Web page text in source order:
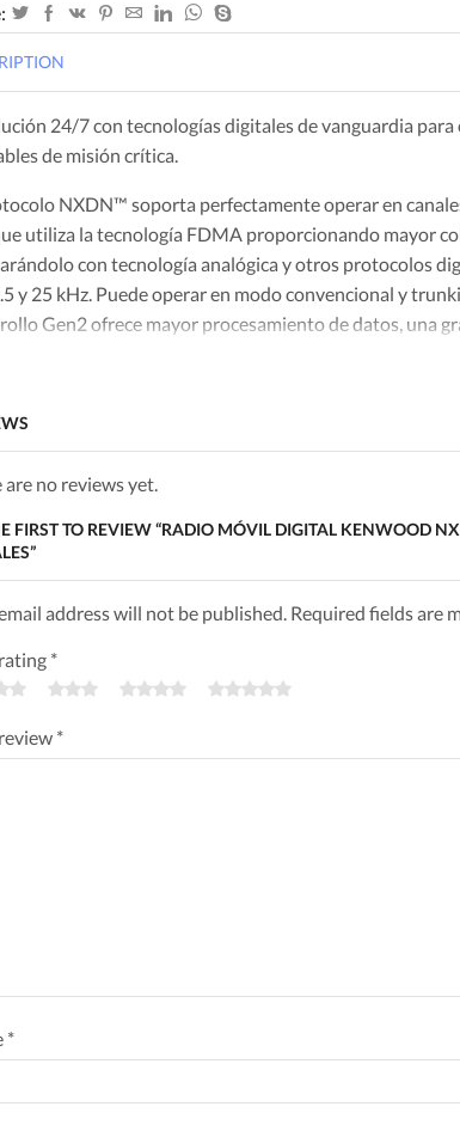
24/7 con tecnologías digitales de vanguardia
de misión crítica.
NXDN™ soporta perfectamente operar en
utiliza la tecnología FDMA proporcionando mayor
con tecnología analógica y otros protocolos
y 25 kHz. Puede operar en modo convencional y
Gen2 ofrece mayor procesamiento de datos, una
sus comunicaciones.
una solución rentable para sistemas sencillos. Gracias
dentro del ancho de banda de 12.5 kHz,
con DMR Tier I, II (convencional) y Tier III
de operación crítica establecido en EUA para los
conocido como Proyecto 25 o APCO 25. Este CAI
are no reviews yet.
FIRST TO REVIEW “RADIO MÓVIL DIGITAL KENWOOD
address will not be published. Required fields are
*
*
*